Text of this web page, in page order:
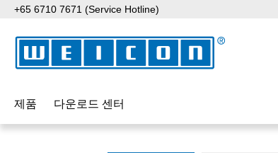
to main content
Skip to search
Skip to main navigation
+65 6710 7671 (Service Hotline)
제품 다운로드 센터